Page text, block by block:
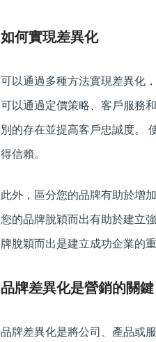
如何實現差異化
可以通過多種方法實現差異化
可以通過定價策略、客戶服務
別的存在並提高客戶忠誠度。
得信賴。
此外，區分您的品牌有助於增
您的品牌脫穎而出有助於建立
牌脫穎而出是建立成功企業的
品牌差異化是營銷的關鍵
品牌差異化是將公司、產品或